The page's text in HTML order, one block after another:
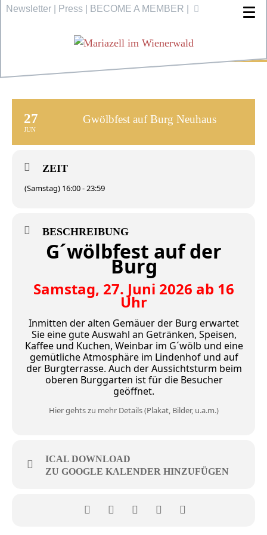
Newsletter Press BECOME A MEMBER
27
JUN
Gwölbfest auf Burg Neuhaus
ZEIT
(Samstag) 16:00 - 23:59
BESCHREIBUNG
G´wölbfest auf der
Burg
Samstag, 27. Juni 2026 ab 16
Uhr
Inmitten der alten Gemäuer der Burg erwartet
Sie eine gute Auswahl an Getränken, Speisen,
Kaffee und Kuchen, Weinbar im G´wölb und eine
gemütliche Atmosphäre im Lindenhof und auf
der Burgterrasse. Auch der Aussichtsturm beim
oberen Burggarten ist für die Besucher
geöffnet.
Hier gehts zu mehr Details (Plakat, Bilder, u.a.m.)
ICAL DOWNLOAD
ZU GOOGLE KALENDER HINZUFÜGEN